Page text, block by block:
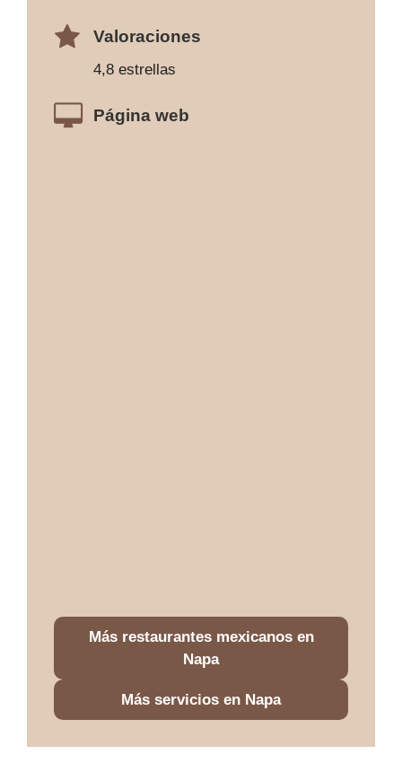
Valoraciones
4,8 estrellas
Página web
Más restaurantes mexicanos en
Napa
Más servicios en Napa